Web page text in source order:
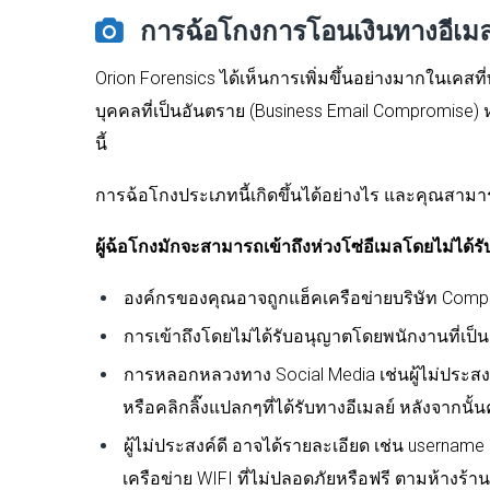
การฉ้อโกงการโอนเงินทางอีเ
Orion Forensics ได้เห็นการเพิ่มขึ้นอย่างมากในเ
บุคคลที่เป็นอันตราย (Business Email
นี้
การฉ้อโกงประเภทนี้เกิดขึ้นได้อย่างไร และคุณสาม
ผู้ฉ้อโกงมักจะสามารถเข้าถึงห่วงโซ่อีเมลโดยไม่ไ
องค์กรของคุณอาจถูกแฮ็คเครือข่ายบริษัท
การเข้าถึงโดยไม่ได้รับอนุญาตโดยพนักงานที่เป็
การหลอกหลวงทาง Social Media เช่นผู้ไม่ประ
หรือคลิกลิ๊งแปลกๆที่ได้รับทางอีเมลย์ หลังจากนั้
ผู้ไม่ประสงค์ดี อาจได้รายละเอียด เช่น
เครือข่าย WIFI ที่ไม่ปลอดภัยหรือฟรี ตามห้างร้า